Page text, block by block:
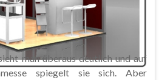
man überaus deutlich und auf
spiegelt sie sich. Aber